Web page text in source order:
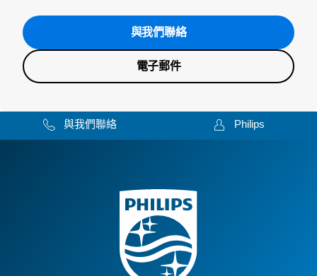
與我們聯絡
電子郵件
與我們聯絡 Philips